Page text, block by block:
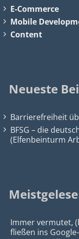
E-Commerce
Mobile
Content
Neueste
Barrierefreiheit
BFSG – die
(Elfenbeinturm
Immer vermutet,
fließen ins